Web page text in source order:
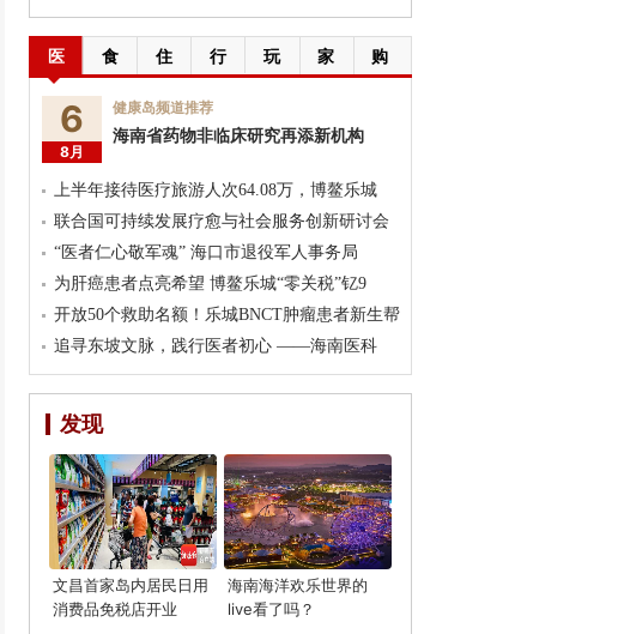
医 食 住 行 玩 家 购
6
8月
健康岛频道推荐
海南省药物非临床研究再添新机构
上半年接待医疗旅游人次64.08万，博鳌乐城
联合国可持续发展疗愈与社会服务创新研讨会
“医者仁心敬军魂” 海口市退役军人事务局
为肝癌患者点亮希望 博鳌乐城“零关税”钇9
开放50个救助名额！乐城BNCT肿瘤患者新生帮
追寻东坡文脉，践行医者初心 ——海南医科
发现
文昌首家岛内居民日用
消费品免税店开业
海南海洋欢乐世界的
live看了吗？